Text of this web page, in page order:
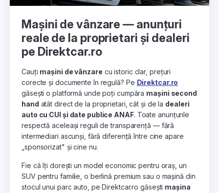
Mașini de vânzare — anunțuri
reale de la proprietari și dealeri
pe Direktcar.ro
Cauți mașini de vânzare cu istoric clar, prețuri
corecte și documente în regulă? Pe Direktcar.ro
găsești o platformă unde poți cumpăra mașini second
hand atât direct de la proprietari, cât și de la dealeri
auto cu CUI și date publice ANAF. Toate anunțurile
respectă aceleași reguli de transparență — fără
intermediari ascunși, fără diferență între cine apare
„sponsorizat" și cine nu.
Fie că îți dorești un model economic pentru oraș, un
SUV pentru familie, o berlină premium sau o mașină din
stocul unui parc auto, pe Direktcar.ro găsești mașina